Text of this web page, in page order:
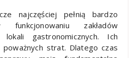
najczęściej pełnią bardzo
zakładów
lokali gastronomicznych. Ich
strat. Dlatego czas